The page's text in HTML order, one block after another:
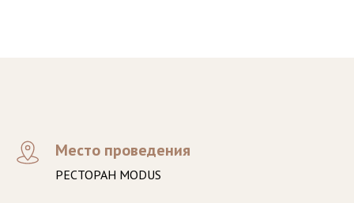
Место проведения
РЕСТОРАН MODUS